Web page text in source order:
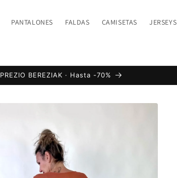
PANTALONES FALDAS CAMISETAS JERSEYS
PREZIO BEREZIAK · Hasta -70%